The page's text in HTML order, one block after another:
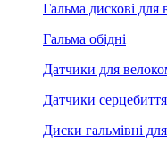
Гальма дискові для
Гальма обідні
Датчики для
Датчики серцебиття
Диски гальмівні